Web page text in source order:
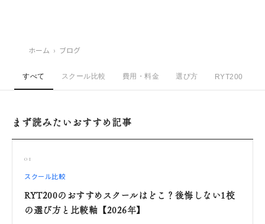
ホーム › ブログ
すべて スクール比較 費用・料金 選び方 RYT200
まず読みたいおすすめ記事
01
スクール比較
RYT200のおすすめスクールはどこ？後悔しない1校
の選び方と比較軸【2026年】